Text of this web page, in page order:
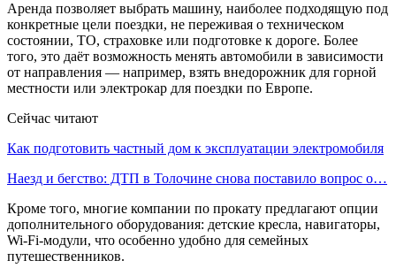
Аренда позволяет выбрать машину, наиболее подходящую под
конкретные цели поездки, не переживая о техническом
состоянии, ТО, страховке или подготовке к дороге. Более
того, это даёт возможность менять автомобили в зависимости
от направления — например, взять внедорожник для горной
местности или электрокар для поездки по Европе.
Сейчас читают
Как подготовить частный дом к эксплуатации электромобиля
Наезд и бегство: ДТП в Толочине снова поставило вопрос о…
Кроме того, многие компании по прокату предлагают опции
дополнительного оборудования: детские кресла, навигаторы,
Wi-Fi-модули, что особенно удобно для семейных
путешественников.